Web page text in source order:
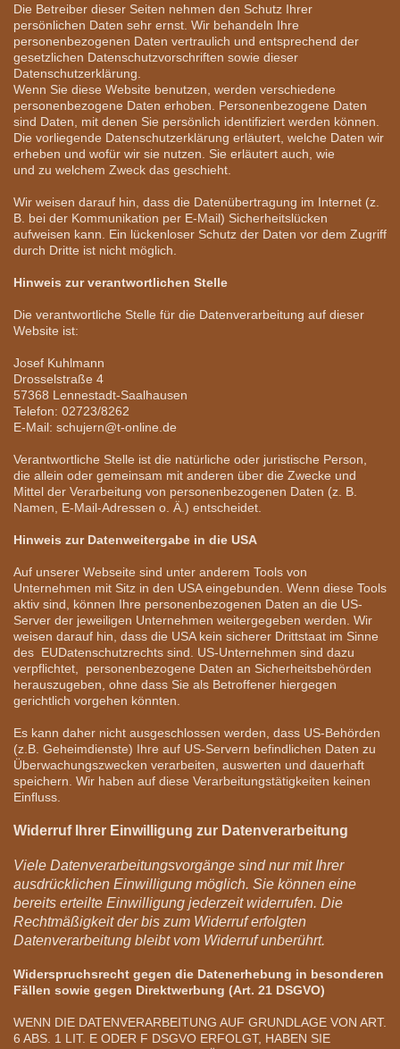
Die Betreiber dieser Seiten nehmen den Schutz Ihrer
persönlichen Daten sehr ernst. Wir behandeln Ihre
personenbezogenen Daten vertraulich und entsprechend der
gesetzlichen Datenschutzvorschriften sowie dieser
Datenschutzerklärung.
Wenn Sie diese Website benutzen, werden verschiedene
personenbezogene Daten erhoben. Personenbezogene Daten
sind Daten, mit denen Sie persönlich identifiziert werden können.
Die vorliegende Datenschutzerklärung erläutert, welche Daten wir
erheben und wofür wir sie nutzen. Sie erläutert auch, wie
und zu welchem Zweck das geschieht.
Wir weisen darauf hin, dass die Datenübertragung im Internet (z.
B. bei der Kommunikation per E-Mail) Sicherheitslücken
aufweisen kann. Ein lückenloser Schutz der Daten vor dem Zugriff
durch Dritte ist nicht möglich.
Hinweis zur verantwortlichen Stelle
Die verantwortliche Stelle für die Datenverarbeitung auf dieser
Website ist:
Josef Kuhlmann
Drosselstraße 4
57368 Lennestadt-Saalhausen
Telefon: 02723/8262
E-Mail: schujern@t-online.de
Verantwortliche Stelle ist die natürliche oder juristische Person,
die allein oder gemeinsam mit anderen über die Zwecke und
Mittel der Verarbeitung von personenbezogenen Daten (z. B.
Namen, E-Mail-Adressen o. Ä.) entscheidet.
Hinweis zur Datenweitergabe in die USA
Auf unserer Webseite sind unter anderem Tools von
Unternehmen mit Sitz in den USA eingebunden. Wenn diese Tools
aktiv sind, können Ihre personenbezogenen Daten an die US-
Server der jeweiligen Unternehmen weitergegeben werden. Wir
weisen darauf hin, dass die USA kein sicherer Drittstaat im Sinne
des EUDatenschutzrechts sind. US-Unternehmen sind dazu
verpflichtet, personenbezogene Daten an Sicherheitsbehörden
herauszugeben, ohne dass Sie als Betroffener hiergegen
gerichtlich vorgehen könnten.
Es kann daher nicht ausgeschlossen werden, dass US-Behörden
(z.B. Geheimdienste) Ihre auf US-Servern befindlichen Daten zu
Überwachungszwecken verarbeiten, auswerten und dauerhaft
speichern. Wir haben auf diese Verarbeitungstätigkeiten keinen
Einfluss.
Widerruf Ihrer Einwilligung zur Datenverarbeitung
Viele Datenverarbeitungsvorgänge sind nur mit Ihrer
ausdrücklichen Einwilligung möglich. Sie können eine
bereits erteilte Einwilligung jederzeit widerrufen. Die
Rechtmäßigkeit der bis zum Widerruf erfolgten
Datenverarbeitung bleibt vom Widerruf unberührt.
Widerspruchsrecht gegen die Datenerhebung in besonderen
Fällen sowie gegen Direktwerbung (Art. 21 DSGVO)
WENN DIE DATENVERARBEITUNG AUF GRUNDLAGE VON ART.
6 ABS. 1 LIT. E ODER F DSGVO ERFOLGT, HABEN SIE